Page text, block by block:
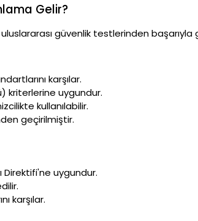
Gelir?
uluslararası güvenlik testlerinden
karşılar.
kriterlerine uygundur.
kullanılabilir.
geçirilmiştir.
Direktifi'ne uygundur.
karşılar.